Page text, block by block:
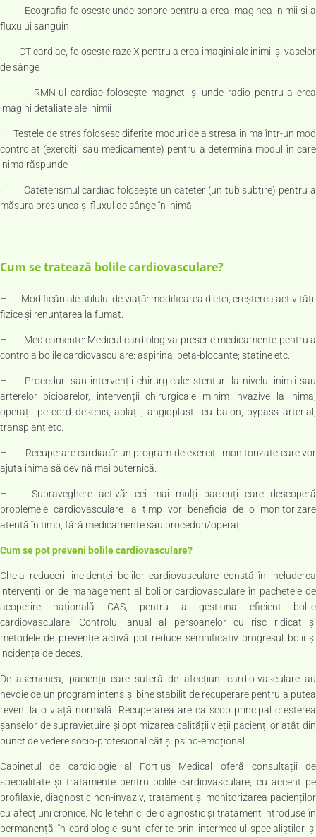
· Ecografia folosește unde sonore pentru a crea imaginea inimii și a
fluxului sanguin
· CT cardiac, folosește raze X pentru a crea imagini ale inimii și vaselor
de sânge
· RMN-ul cardiac folosește magneți și unde radio pentru a crea
imagini detaliate ale inimii
· Testele de stres folosesc diferite moduri de a stresa inima într-un mod
controlat (exerciții sau medicamente) pentru a determina modul în care
inima răspunde
· Cateterismul cardiac folosește un cateter (un tub subțire) pentru a
măsura presiunea și fluxul de sânge în inimă
Cum se tratează bolile cardiovasculare?
– Modificări ale stilului de viață: modificarea dietei, creșterea activității
fizice și renunțarea la fumat.
– Medicamente: Medicul cardiolog va prescrie medicamente pentru a
controla bolile cardiovasculare: aspirină; beta-blocante; statine etc.
– Proceduri sau intervenții chirurgicale: stenturi la nivelul inimii sau
arterelor picioarelor, intervenții chirurgicale minim invazive la inimă,
operații pe cord deschis, ablații, angioplastii cu balon, bypass arterial,
transplant etc.
– Recuperare cardiacă: un program de exerciții monitorizate care vor
ajuta inima să devină mai puternică.
– Supraveghere activă: cei mai mulți pacienți care descoperă
problemele cardiovasculare la timp vor beneficia de o monitorizare
atentă în timp, fără medicamente sau proceduri/operații.
Cum se pot preveni bolile cardiovasculare?
Cheia reducerii incidenței bolilor cardiovasculare constă în includerea
intervențiilor de management al bolilor cardiovasculare în pachetele de
acoperire națională CAS, pentru a gestiona eficient bolile
cardiovasculare. Controlul anual al persoanelor cu risc ridicat și
metodele de prevenție activă pot reduce semnificativ progresul bolii și
incidența de deces.
De asemenea, pacienții care suferă de afecțiuni cardio-vasculare au
nevoie de un program intens și bine stabilit de recuperare pentru a putea
reveni la o viață normală. Recuperarea are ca scop principal creșterea
șanselor de supraviețuire și optimizarea calității vieții pacienților atât din
punct de vedere socio-profesional cât și psiho-emoțional.
Cabinetul de cardiologie al Fortius Medical oferă consultații de
specialitate și tratamente pentru bolile cardiovasculare, cu accent pe
profilaxie, diagnostic non-invaziv, tratament și monitorizarea pacienților
cu afecțiuni cronice. Noile tehnici de diagnostic și tratament introduse în
permanență în cardiologie sunt oferite prin intermediul specialiștilor și